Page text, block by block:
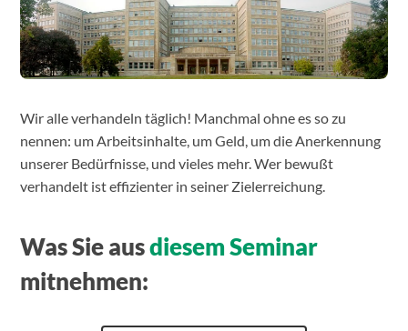
Wir alle verhandeln täglich! Manchmal ohne es so zu
nennen: um Arbeitsinhalte, um Geld, um die Anerkennung
unserer Bedürfnisse, und vieles mehr. Wer bewußt
verhandelt ist effizienter in seiner Zielerreichung.
Was Sie ausdiesem Seminar
mitnehmen: